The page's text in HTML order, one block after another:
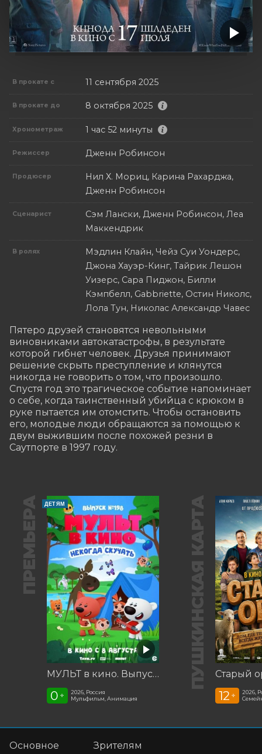
В прокате с 11 сентября 2025
В прокате до 8 октября 2025
Хронометраж 1 час 52 минуты
Режиссер Дженн Робинсон
Продюсер
Нил Х. Мориц, Карина Рахарджа,
Дженн Робинсон
Сценарист
Сэм Лански, Дженн Робинсон, Леа
Маккендрик
В ролях
Мэдлин Клайн, Чейз Суи Уондерс,
Джона Хауэр-Кинг, Тайрик Лешон
Уизерс, Сара Пиджон, Билли
Кэмпбелл, Gabbriette, Остин Николс,
Лола Тун, Николас Александр Чавес
Пятеро друзей становятся невольными
виновниками автокатастрофы, в результате
которой гибнет человек. Друзья принимают
решение скрыть преступление и клянутся
никогда не говорить о том, что произошло.
Спустя год это трагическое событие напоминает
о себе, когда таинственный убийца с крюком в
руке пытается им отомстить. Чтобы остановить
его, молодые люди обращаются за помощью к
двум выжившим после похожей резни в
Саутпорте в 1997 году.
ПРЕМЬЕРА ДЕТЯМ
МУЛЬТ в кино. Выпуск №198. Некогда скучать
0 +
2026, Россия
Мульфильм, Анимация
ПУШКИНСКАЯ КАРТА Старый
12 +
2026,
Основное Зрителям